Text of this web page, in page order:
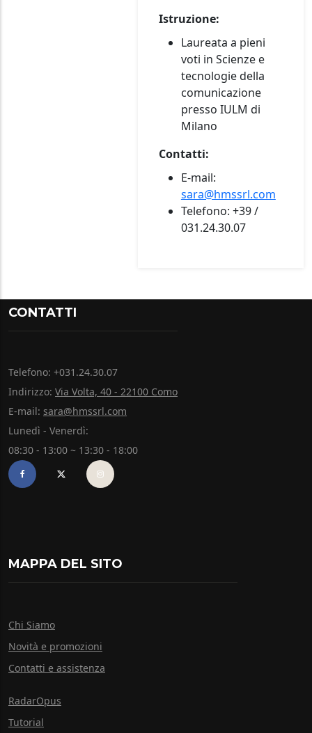
Istruzione:
Laureata a pieni
voti in Scienze e
tecnologie della
comunicazione
presso IULM di
Milano
Contatti:
E-mail:
sara@hmssrl.com
Telefono: +39 /
031.24.30.07
CONTATTI
Telefono: +031.24.30.07
Indirizzo: Via Volta, 40 - 22100 Como
E-mail: sara@hmssrl.com
Lunedì - Venerdì:
08:30 - 13:00 ~ 13:30 - 18:00
MAPPA DEL SITO
Chi Siamo
Novità e promozioni
Contatti e assistenza
RadarOpus
Tutorial